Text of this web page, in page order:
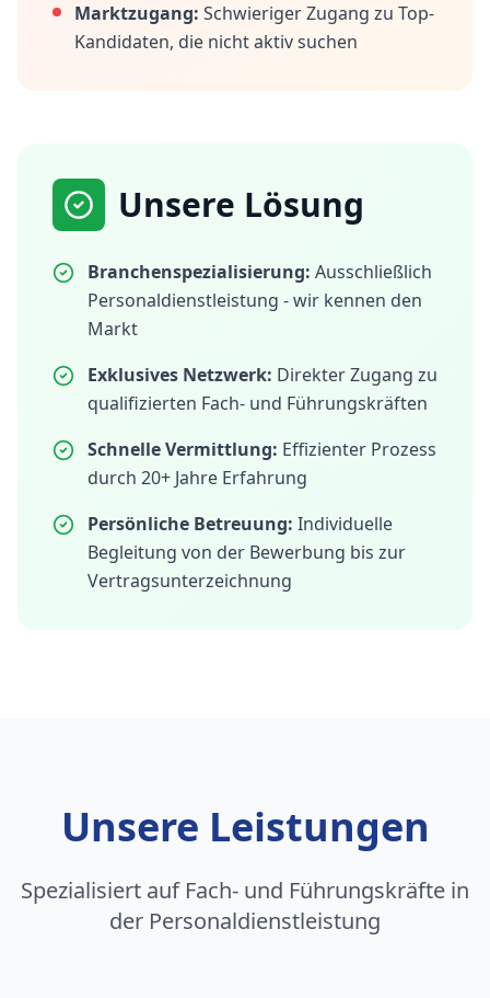
Marktzugang: Schwieriger Zugang zu Top-
Kandidaten, die nicht aktiv suchen
Unsere Lösung
Branchenspezialisierung: Ausschließlich
Personaldienstleistung - wir kennen den
Markt
Exklusives Netzwerk: Direkter Zugang zu
qualifizierten Fach- und Führungskräften
Schnelle Vermittlung: Effizienter Prozess
durch 20+ Jahre Erfahrung
Persönliche Betreuung: Individuelle
Begleitung von der Bewerbung bis zur
Vertragsunterzeichnung
Unsere Leistungen
Spezialisiert auf Fach- und Führungskräfte in
der Personaldienstleistung